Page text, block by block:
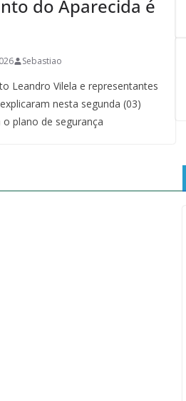
do Aparecida é
Sebastiao
Leandro Vilela e representantes
nesta segunda (03)
plano de segurança